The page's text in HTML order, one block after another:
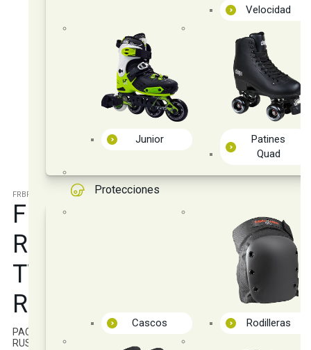
Velocidad
Junior
Patines
Quad
Protecciones
Cascos Rodilleras
FRBRG-STORM
FR SKATES
RODAMIENTOS
TWINCAM STORM SCRS
RUSTPROOF
PACK DE 16 RODAMIENTOS TWINCAM STORM SCRS
RUSTPROOF DE FR SKATES